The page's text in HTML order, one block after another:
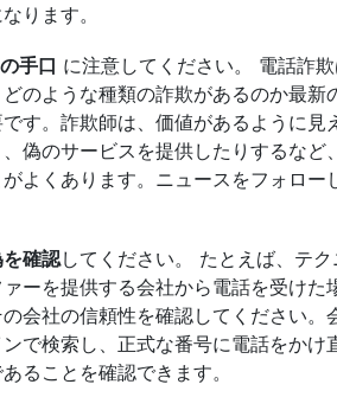
ります。
手口 に注意してください。 電話詐
のような種類の詐欺があるのか最新
す。詐欺師は、価値があるように見
偽のサービスを提供したりするなど
よくあります。ニュースをフォロー
確認してください。 たとえば、テ
ーを提供する会社から電話を受けた
会社の信頼性を確認してください。
で検索し、正式な番号に電話をかけ
ることを確認できます。